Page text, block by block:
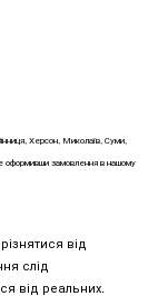
Херсон, Миколаїв, Суми,
оформивши замовлення в нашому
від
слід
від реальних.